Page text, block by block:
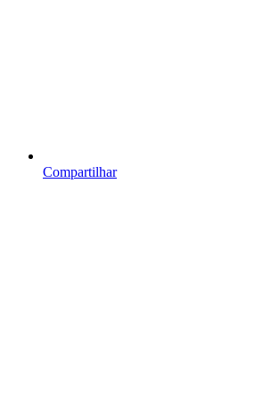
Compartilhar